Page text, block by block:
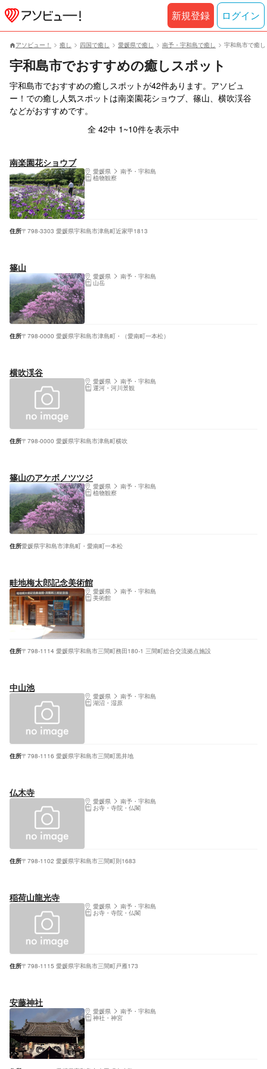
アソビュー！ 癒し 四国で癒し 愛媛県で癒し 南予・宇和島で癒し 宇和島市で癒し
宇和島市でおすすめの癒しスポット
宇和島市でおすすめの癒しスポットが42件あります。アソビュ
ー！での癒し人気スポットは南楽園花ショウブ、篠山、横吹渓谷
などがおすすめです。
全 42中 1~10件を表示中
南楽園花ショウブ
愛媛県 南予・宇和島
植物観察
住所〒798-3303 愛媛県宇和島市津島町近家甲1813
篠山
愛媛県 南予・宇和島
山岳
住所〒798-0000 愛媛県宇和島市津島町・（愛南町一本松）
横吹渓谷
愛媛県 南予・宇和島
運河・河川景観
住所〒798-0000 愛媛県宇和島市津島町横吹
篠山のアケボノツツジ
愛媛県 南予・宇和島
植物観察
住所愛媛県宇和島市津島町・愛南町一本松
畦地梅太郎記念美術館
愛媛県 南予・宇和島
美術館
住所〒798-1114 愛媛県宇和島市三間町務田180-1 三間町総合交流拠点施設
中山池
愛媛県 南予・宇和島
湖沼・湿原
住所〒798-1116 愛媛県宇和島市三間町黒井地
仏木寺
愛媛県 南予・宇和島
お寺・寺院・仏閣
住所〒798-1102 愛媛県宇和島市三間町則1683
稲荷山龍光寺
愛媛県 南予・宇和島
お寺・寺院・仏閣
住所〒798-1115 愛媛県宇和島市三間町戸雁173
安藤神社
愛媛県 南予・宇和島
神社・神宮
新規登録 ログイン